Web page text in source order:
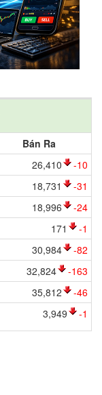
Bán Ra
26,410 -10
18,731 -31
18,996 -24
171 -1
30,984 -82
32,824 -163
35,812 -46
3,949 -1